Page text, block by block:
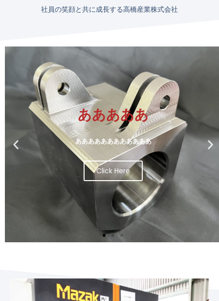
社員の笑顔と共に成長する高橋産業株式会社
Slide 2 Heading
Lorem Ipsum Dolor Sit Amet
Consectetur Adipiscing Elit Dolor